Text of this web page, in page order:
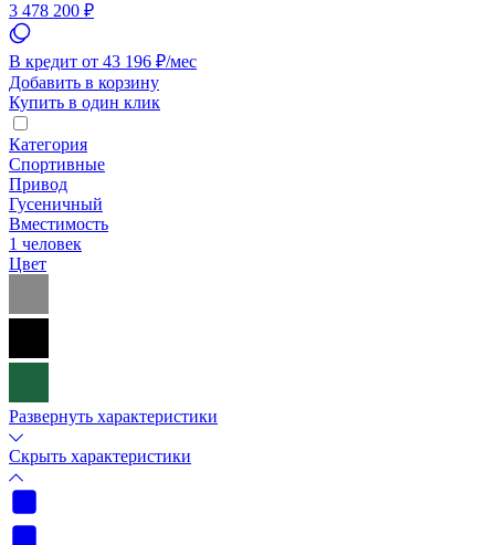
3 478 200 ₽
В кредит от 43 196 ₽/мес
Добавить в корзину
Купить в один клик
Категория
Спортивные
Привод
Гусеничный
Вместимость
1 человек
Цвет
Развернуть характеристики
Скрыть характеристики